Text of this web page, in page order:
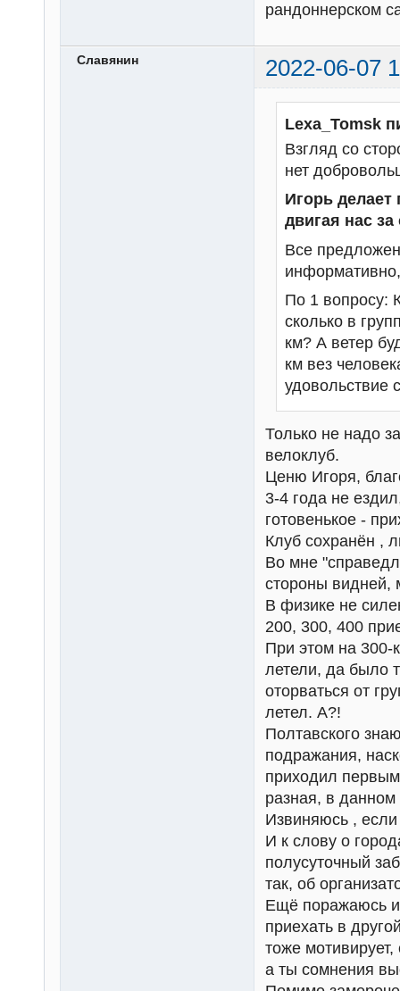
рандоннерском
Славянин 2022-06-07
Lexa_Tomsk
Взгляд со
нет
Игорь делает
двигая нас
Все
По 1 вопросу:
сколько в
км? А ветер
км вез
удовольствие
Только не надо
велоклуб.
Ценю Игоря,
3-4 года не
готовенькое -
Клуб сохранён ,
Во мне
стороны видней,
В физике не
200, 300, 400
При этом на 300-
летели, да было
оторваться от
летел. А?!
Полтавского
подражания,
приходил
разная, в
Извиняюсь ,
И к слову о
полусуточный
так, об
Ещё поражаюсь
приехать в
тоже
а ты сомнения